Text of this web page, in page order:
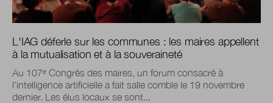
L'IAG déferle sur les communes : les maires appellent
à la mutualisation et à la souveraineté
Au 107ᵉ Congrès des maires, un forum consacré à
l’intelligence artificielle a fait salle comble le 19 novembre
dernier. Les élus locaux se sont...